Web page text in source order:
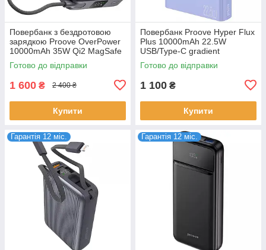
Повербанк з бездротовою
зарядкою Proove OverPower
10000mAh 35W Qi2 MagSafe
вбудований кабель Type-C
(PBOP35012105)
Готово до відправки
1 600 ₴ 2 400 ₴
Купити
Повербанк Proove Hyper Flux
Plus 10000mAh 22.5W
USB/Type-C gradient
(PBF122120009)
Готово до відправки
1 100 ₴
Купити
Гарантія 12 міс. Гарантія 12 міс.